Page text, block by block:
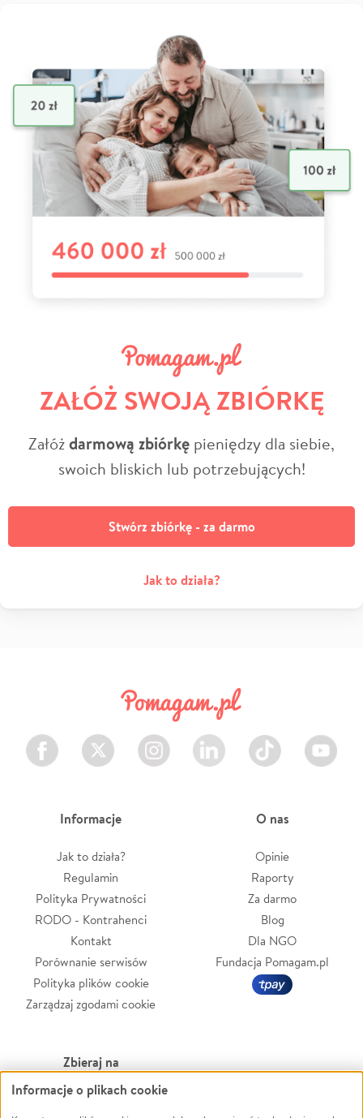
ZAŁÓŻ SWOJĄ ZBIÓRKĘ
Załóżdarmową zbiórkę pieniędzy dla siebie,
swoich bliskich lub potrzebujących!
Stwórz zbiórkę - za darmo
Jak to działa?
Facebook Twitter Instagram LinkedIn TikTok Youtube
Informacje
Jak to działa?
Regulamin
Polityka Prywatności
RODO - Kontrahenci
Kontakt
Porównanie serwisów
Polityka plików cookie
Zarządzaj zgodami cookie
O nas
Opinie
Raporty
Za darmo
Blog
Dla NGO
Fundacja Pomagam.pl
Zbieraj na
Leczenie
Informacje o plikach cookie